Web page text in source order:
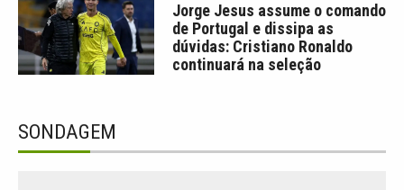
Jorge Jesus assume o comando
de Portugal e dissipa as
dúvidas: Cristiano Ronaldo
continuará na seleção
SONDAGEM